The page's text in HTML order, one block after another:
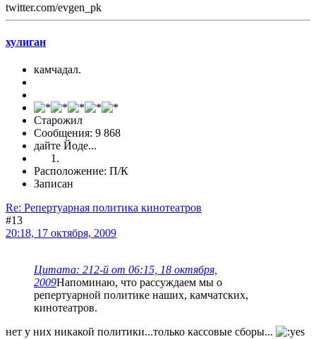
twitter.com/evgen_pk
хулиган
камчадал.
Старожил
Сообщения: 9 868
дайте Йоде...
Расположение: П/К
Записан
Re: Репертуарная политика кинотеатров
#13
20:18, 17 октября, 2009
Цитата: 212-й от 06:15, 18 октября,
2009Напоминаю, что рассуждаем мы о
репертуарной политике наших, камчатских,
кинотеатров.
нет у них никакой политики...только кассовые сборы...